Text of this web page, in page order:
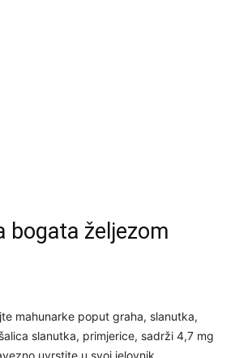
bogata željezom
mahunarke poput graha, slanutka,
slanutka, primjerice, sadrži 4,7 mg
uvrstite u svoj jelovnik.